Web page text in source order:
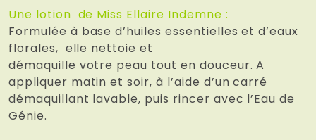
Une lotion de Miss Ellaire Indemne :
Formulée à base d’huiles essentielles et d’eaux
florales, elle nettoie et
démaquille votre peau tout en douceur. A
appliquer matin et soir, à l’aide d’un carré
démaquillant lavable, puis rincer avec l’Eau de
Génie.